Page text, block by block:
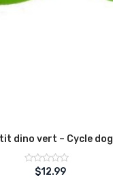
dino vert – Cycle dog
Note
sur
$12.99